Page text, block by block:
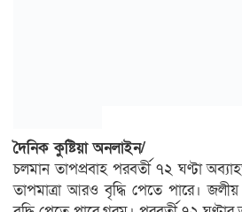
দৈনিক কুষ্টিয়া অনলাইন/
চলমান তাপপ্রবাহ পরবর্তী ৭২ ঘণ্টা
তাপমাত্রা আরও বৃদ্ধি পেতে পারে।